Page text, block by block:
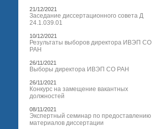
21/12/2021
Заседание диссертационного совета Д
24.1.039.01
10/12/2021
Результаты выборов директора ИВЭП СО
РАН
26/11/2021
Выборы директора ИВЭП СО РАН
26/11/2021
Конкурс на замещение вакантных
должностей
08/11/2021
Экспертный семинар по предоставлению
материалов диссертации